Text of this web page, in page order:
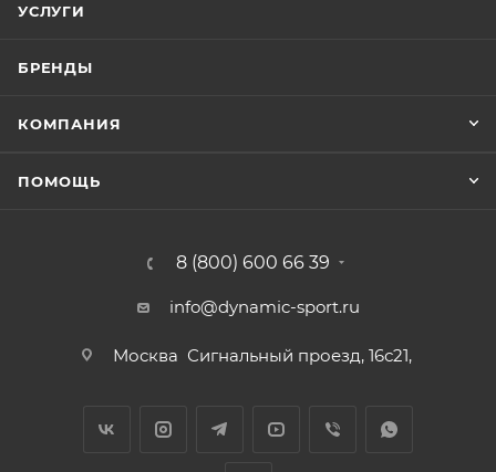
УСЛУГИ
БРЕНДЫ
КОМПАНИЯ
ПОМОЩЬ
8 (800) 600 66 39
info@dynamic-sport.ru
Москва Сигнальный проезд, 16с21,